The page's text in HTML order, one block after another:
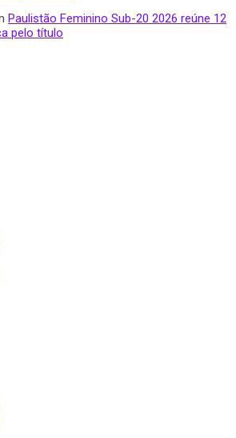
Paulistão Feminino Sub-20 2026 reúne 12
pelo título